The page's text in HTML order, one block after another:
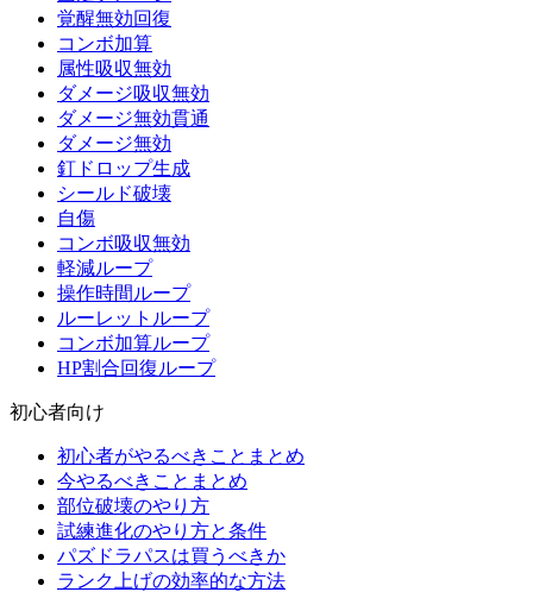
覚醒無効回復
コンボ加算
属性吸収無効
ダメージ吸収無効
ダメージ無効貫通
ダメージ無効
釘ドロップ生成
シールド破壊
自傷
コンボ吸収無効
軽減ループ
操作時間ループ
ルーレットループ
コンボ加算ループ
HP割合回復ループ
初心者向け
初心者がやるべきことまとめ
今やるべきことまとめ
部位破壊のやり方
試練進化のやり方と条件
パズドラパスは買うべきか
ランク上げの効率的な方法